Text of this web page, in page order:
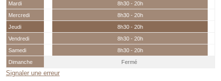
Mardi
8h30 - 20h
Mercredi
8h30 - 20h
Jeudi
8h30 - 20h
Vendredi
8h30 - 20h
Samedi
8h30 - 20h
Dimanche
Fermé
Signaler une erreur